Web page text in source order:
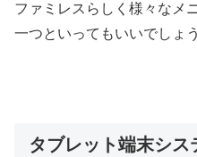
ファミレスらしく様々なメ
一つといってもいいでしょう
タブレット端末シス